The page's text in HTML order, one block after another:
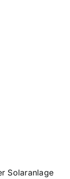
Solaranlage